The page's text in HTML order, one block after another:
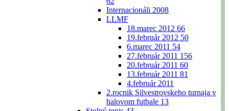
Internacionáli 2008
LLMF
18.marec 2012 66
19.február 2012 50
6.marec 2011 54
27.február 2011 156
20.február 2011 60
13.február 2011 81
4.február 2011
2.rocnik Silvestrovskeho turnaja v
halovom futbale 13